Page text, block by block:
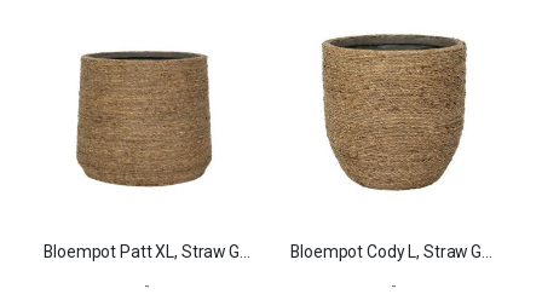
OFFERTE AANVRAGEN OFFERTE
Bloempot Patt XL, Straw Grass
-
Bloempot Cody L, Straw Grass
-